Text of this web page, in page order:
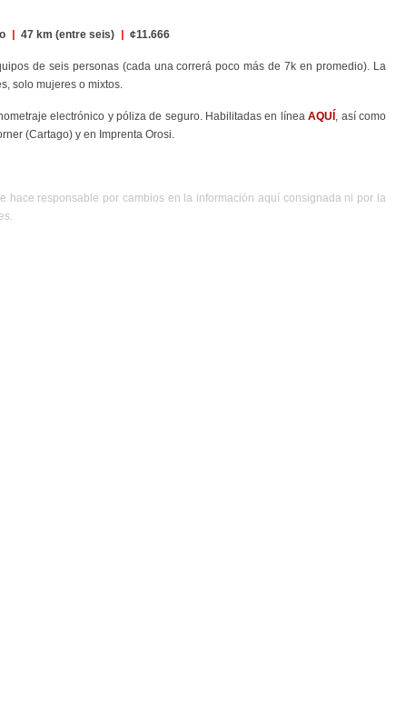
| 47 km (entre seis) | ¢11.666
de seis personas (cada una correrá poco más de 7k en promedio). La
solo mujeres o mixtos.
electrónico y póliza de seguro. Habilitadas en líneaAQUÍ , así como
(Cartago) y en Imprenta Orosi.
hace responsable por cambios en la información aquí consignada ni por la